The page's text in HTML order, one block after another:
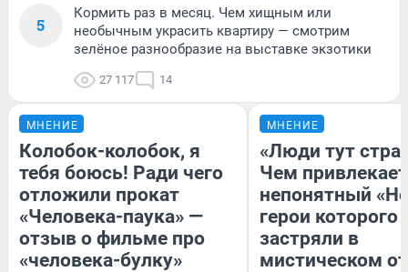
5
Кормить раз в месяц. Чем хищным или
необычным украсить квартиру — смотрим
зелёное разнообразие на выставке экзотики
27 117 14
МНЕНИЕ
Колобок-колобок, я
тебя боюсь! Ради чего
отложили прокат
«Человека-паука» —
отзыв о фильме про
«человека-булку»
МНЕНИЕ
«Люди тут
Чем привлекает
непонятный
герои которого
застряли в
мистическом